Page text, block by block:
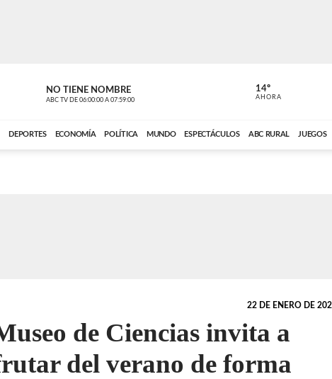
NO TIENE NOMBRE
ABC TV DE 06:00:00 A 07:59:00 ABC CARDINAL
14º
AHORA
DEPORTES ECONOMÍA POLÍTICA MUNDO ESPECTÁCULOS ABC RURAL JUEGOS
22 DE ENERO DE
de Ciencias invita a
del verano de forma